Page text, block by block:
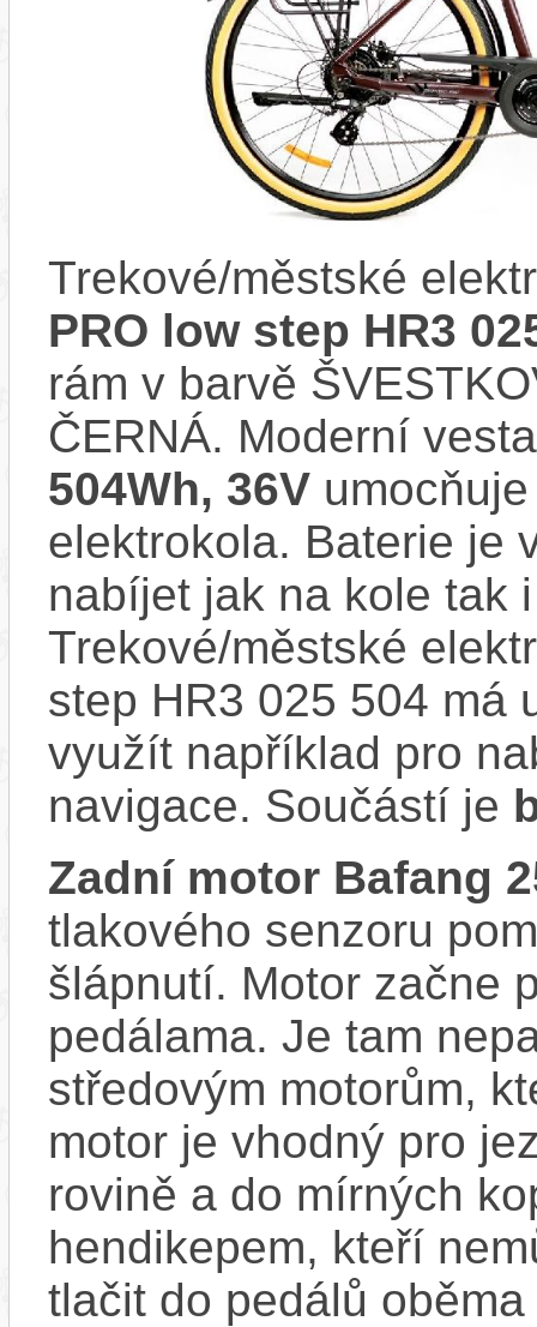
Trekové/městské
PRO low step HR3
rám v barvě
ČERNÁ. Moderní
504Wh, 36V
elektrokola. Baterie je
nabíjet jak na kole tak
Trekové/městské
step HR3 025 504 má
využít například pro
navigace. Součástí je
Zadní motor Bafang
tlakového senzoru
šlápnutí. Motor začne
pedálama. Je tam
středovým motorům,
motor je vhodný pro
rovině a do mírných
hendikepem, kteří
tlačit do pedálů